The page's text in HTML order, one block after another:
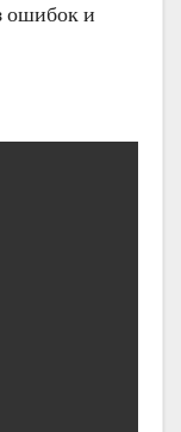
ошибок и